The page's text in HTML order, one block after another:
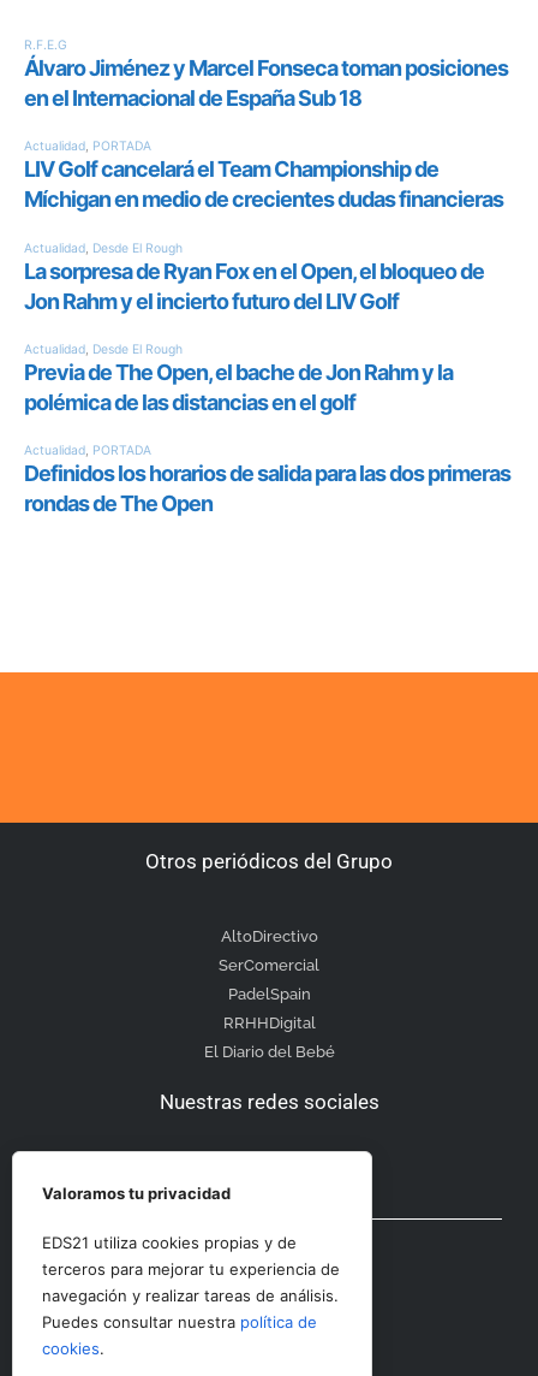
Otros periódicos del Grupo
AltoDirectivo
SerComercial
PadelSpain
RRHHDigital
El Diario del Bebé
Nuestras redes sociales
Otras secciones
Contacto
Valoramos tu privacidad
EDS21 utiliza cookies propias y de
terceros para mejorar tu experiencia de
navegación y realizar tareas de análisis.
Puedes consultar nuestra política de
cookies.